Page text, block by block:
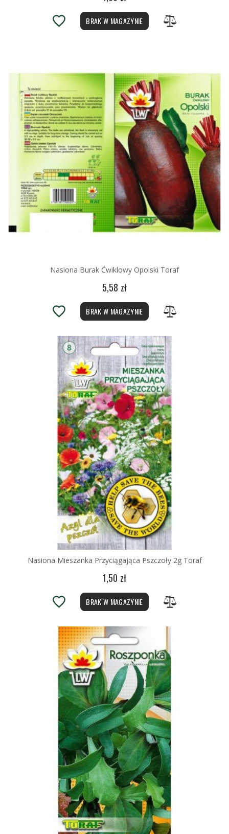
BRAK W MAGAZYNIE
Nasiona Burak Ćwiklowy Opolski Toraf
5,58 zł
BRAK W MAGAZYNIE
Nasiona Mieszanka Przyciągająca Pszczoły 2g Toraf
1,50 zł
BRAK W MAGAZYNIE